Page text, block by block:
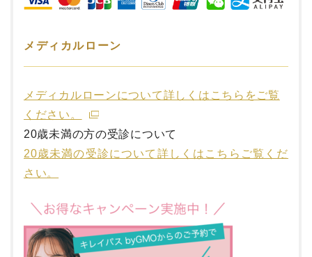
メディカルローン
メディカルローンについて詳しくはこちらをご覧
ください。
20歳未満の方の受診について
20歳未満の受診について詳しくはこちらご覧くだ
さい。